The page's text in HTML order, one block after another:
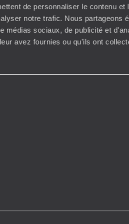
de personnaliser le contenu
notre trafic. Nous partageons
médias sociaux, de publicité et
avez fournies ou qu'ils ont
originaldiving.com
extraordinaryjourneys.com
et de Cookies